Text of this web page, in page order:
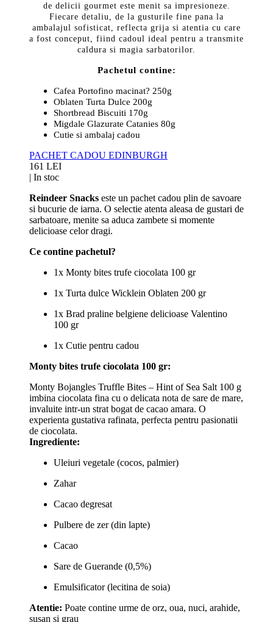
de delicii gourmet este menit sa impresioneze.
Fiecare detaliu, de la gusturile fine pana la
ambalajul sofisticat, reflecta grija si atentia cu care
a fost conceput, fiind cadoul ideal pentru a transmite
caldura si magia sarbatorilor.
Pachetul contine:
Cafea Portofino macinat? 250g
Oblaten Turta Dulce 200g
Shortbread Biscuiti 170g
Migdale Glazurate Catanies 80g
Cutie si ambalaj cadou
PACHET CADOU EDINBURGH
161 LEI
| In stoc
Reindeer Snacks este un pachet cadou plin de savoare
si bucurie de iarna. O selectie atenta aleasa de gustari de
sarbatoare, menite sa aduca zambete si momente
delicioase celor dragi.
Ce contine pachetul?
1x Monty bites trufe ciocolata 100 gr
1x Turta dulce Wicklein Oblaten 200 gr
1x Brad praline belgiene delicioase Valentino
100 gr
1x Cutie pentru cadou
Monty bites trufe ciocolata 100 gr:
Monty Bojangles Truffle Bites – Hint of Sea Salt 100 g
imbina ciocolata fina cu o delicata nota de sare de mare,
invaluite intr-un strat bogat de cacao amara. O
experienta gustativa rafinata, perfecta pentru pasionatii
de ciocolata.
Ingrediente:
Uleiuri vegetale (cocos, palmier)
Zahar
Cacao degresat
Pulbere de zer (din lapte)
Cacao
Sare de Guerande (0,5%)
Emulsificator (lecitina de soia)
Atentie: Poate contine urme de orz, oua, nuci, arahide,
susan si grau